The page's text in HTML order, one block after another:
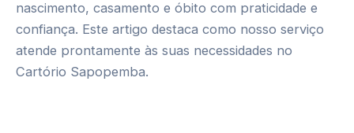
nascimento, casamento e óbito com praticidade e
confiança. Este artigo destaca como nosso serviço
atende prontamente às suas necessidades no
Cartório Sapopemba.